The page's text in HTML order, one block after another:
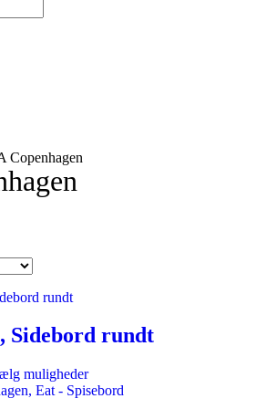
Copenhagen
Sidebord rundt
muligheder